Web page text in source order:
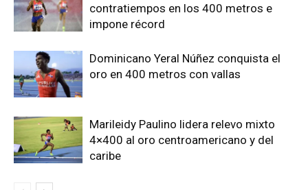
contratiempos en los 400 metros e
impone récord
Dominicano Yeral Núñez conquista el
oro en 400 metros con vallas
Marileidy Paulino lidera relevo mixto
4×400 al oro centroamericano y del
caribe